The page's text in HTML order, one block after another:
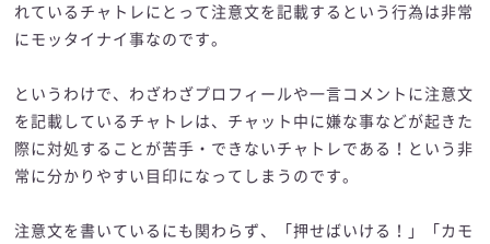
れているチャトレにとって注意文を記載するという行為は非常
にモッタイナイ事なのです。
というわけで、わざわざプロフィールや一言コメントに注意文
を記載しているチャトレは、チャット中に嫌な事などが起きた
際に対処することが苦手・できないチャトレである！という非
常に分かりやすい目印になってしまうのです。
注意文を書いているにも関わらず、「押せばいける！」「カモ